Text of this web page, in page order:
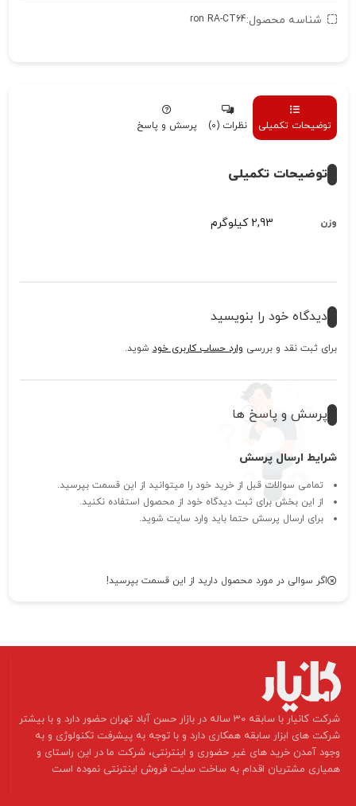
شناسه محصول:ron RA-CT64
توضیحات تکمیلی نظرات (0) پرسش و پاسخ
توضیحات تکمیلی
وزن 2,93 کیلوگرم
دیدگاه خود را بنویسید
برای ثبت نقد و بررسی وارد حساب کاربری خود شوید.
پرسش و پاسخ ها
شرایط ارسال پرسش
تمامی سوالات قبل از خرید خود را میتوانید از این قسمت بپرسید.
از این بخش برای ثبت دیدگاه خود از محصول استفاده نکنید.
برای ارسال پرسش حتما باید وارد سایت شوید.
اگر سوالی در مورد محصول دارید از این قسمت بپرسید!
​شرکت کانیار با سابقه 30 ساله در بازار حسن آباد تهران حضور دارد و با بیشتر
شرکت های ابزار سابقه همکاری دارد و با توجه به پیشرفت تکنولوژی و به
وجود آمدن خرید های غیر حضوری و اینترنتی، شرکت ما در این راستای و
همیاری مشتریان اقدام به ساخت سایت فروش اینترنتی نموده است ​​​​​​​